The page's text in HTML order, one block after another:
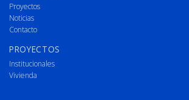
Proyectos
Noticias
Contacto
PROYECTOS
Institucionales
Vivienda